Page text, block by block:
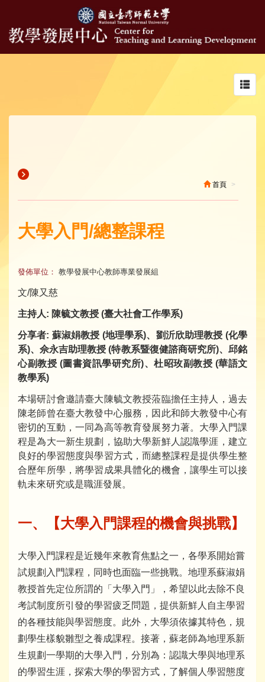
首頁
大學入門/總整課程
發佈單位： 教學發展中心教師專業發展組
文/陳又慈
主持人: 陳毓文教授 (臺大社會工作學系)
分享者: 蘇淑娟教授 (地理學系)、 劉沂欣助理教授 (化學
系)、佘永吉助理教授 (特教系暨復健諮商研究所)、 邱銘
心副教授 (圖書資訊學研究所)、杜昭玫副教授 (華語文
教學系)
本場研討會邀請臺大陳毓文教授蒞臨擔任主持人，過去
陳老師曾在臺大教發中心服務，因此和師大教發中心有
密切的互動，一同為高等教育發展努力著。大學入門課
程是為大一新生規劃，協助大學新鮮人認識學涯，建立
良好的學習態度與學習方式，而總整課程是提供學生整
合歷年所學，將學習成果具體化的機會，讓學生可以接
軌未來研究或是職涯發展。
一、 【大學入門課程的機會與挑戰】
大學入門課程是近幾年來教育焦點之一，各學系開始嘗
試規劃入門課程，同時也面臨一些挑戰。地理系蘇淑娟
教授首先定位所謂的「大學入門」，希望以此去除不良
考試制度所引發的學習疲乏問題，提供新鮮人自主學習
的各種技能與學習態度。此外，大學須依據其特色，規
劃學生樣貌雛型之養成課程。接著，蘇老師為地理系新
生規劃一學期的大學入門，分別為：認識大學與地理系
的學習生涯，探索大學的學習方式，了解個人學習態度